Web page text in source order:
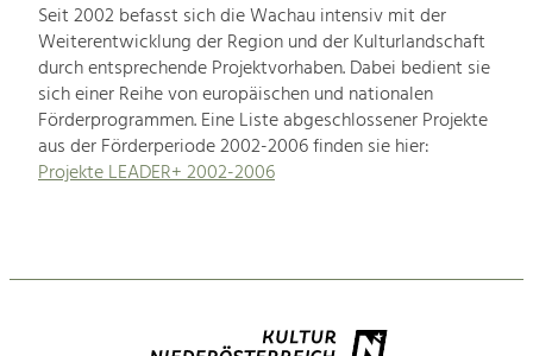
Seit 2002 befasst sich die Wachau intensiv mit der
Weiterentwicklung der Region und der Kulturlandschaft
durch entsprechende Projektvorhaben. Dabei bedient sie
sich einer Reihe von europäischen und nationalen
Förderprogrammen. Eine Liste abgeschlossener Projekte
aus der Förderperiode 2002-2006 finden sie hier:
Projekte LEADER+ 2002-2006